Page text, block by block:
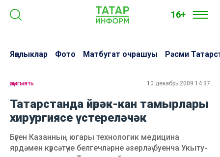
16+
Яңалыклар Фото Матбугат очрашуы Рәсми
җәмгыять 10 декабрь 2009 14:37
Татарстанда йөрәк-кан тамырлары
хирургиясе үстереләчәк
Бүген Казанның югары технологик медицина
ярдәмен күрсәтүче белгечләрне әзерләү буенча Укыту-